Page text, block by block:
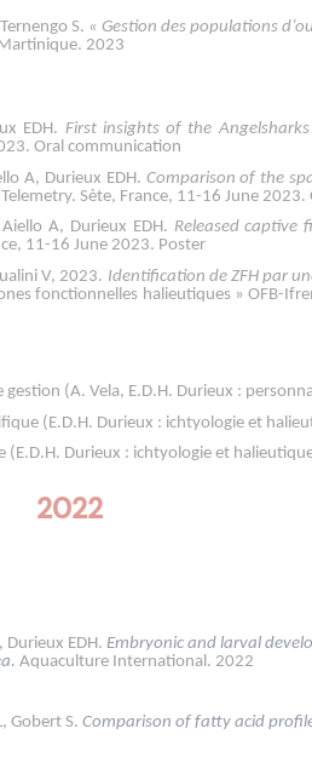
S. « Gestion des populations
2023
EDH. First insights of the
Oral communication
A, Durieux EDH. Comparison of the
Sète, France, 11-16 June
A, Durieux EDH. Released
11-16 June 2023. Poster
V, 2023. Identification de ZFH par
fonctionnelles halieutiques » OFB-
(A. Vela, E.D.H. Durieux :
(E.D.H. Durieux : ichtyologie et
(E.D.H. Durieux : ichtyologie et
2022
Durieux EDH.Embryonic and larval
Aquaculture International. 2022
Gobert S.Comparison of fatty acid